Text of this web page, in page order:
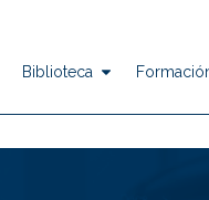
Biblioteca